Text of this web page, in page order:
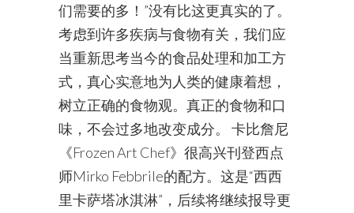
们需要的多！”没有比这更真实的了。
考虑到许多疾病与食物有关，我们应
当重新思考当今的食品处理和加工方
式，真心实意地为人类的健康着想，
树立正确的食物观。真正的食物和口
味，不会过多地改变成分。 卡比詹尼
《Frozen Art Chef》很高兴刊登西点
师Mirko Febbrile的配方。这是“西西
里卡萨塔冰淇淋”，后续将继续报导更